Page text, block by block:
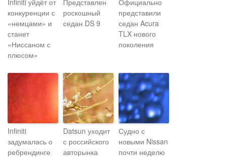
Infiniti уйдёт от
конкуренции с
«немцами» и
станет
«Ниссаном с
плюсом»
Представлен
роскошный
седан DS 9
Официально
представили
седан Acura
TLX нового
поколения
Infiniti
задумалась о
ребрендинге
Datsun уходит
с российского
авторынка
Судно с
новыми Nissan
почти неделю